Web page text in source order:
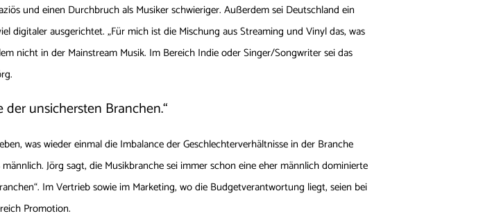
und einen Durchbruch als Musiker schwieriger. Außerdem sei Deutschland ein
digitaler ausgerichtet. „Für mich ist die Mischung aus Streaming und Vinyl das, was
nicht in der Mainstream Musik. Im Bereich Indie oder Singer/Songwriter sei das
unsichersten Branchen.“
was wieder einmal die Imbalance der Geschlechterverhältnisse in der Branche
Jörg sagt, die Musikbranche sei immer schon eine eher männlich dominierte
Im Vertrieb sowie im Marketing, wo die Budgetverantwortung liegt, seien bei
Promotion.